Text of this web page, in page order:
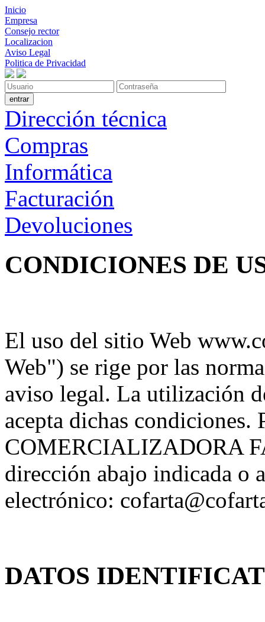
Inicio
Empresa
Consejo rector
Localizacion
Aviso Legal
Politica de Privacidad
Dirección técnica
Compras
Informática
Facturación
Devoluciones
CONDICIONES DE
El uso del sitio Web
Web") se rige por las
aviso legal. La utilización
acepta dichas condiciones.
COMERCIALIZADORA
dirección abajo indicada o
electrónico:
DATOS